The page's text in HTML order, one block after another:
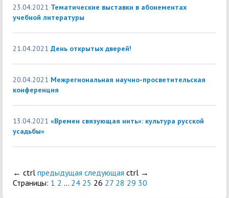
23.04.2021 Тематические выставки в абонементах
учебной литературы
21.04.2021 День открытых дверей!
20.04.2021 Межрегиональная научно-просветительская
конференция
13.04.2021 «Времен связующая нить»: культура русской
усадьбы»
← ctrl предыдущая следующая ctrl →
Страницы: 1 2 ... 24 25 26 27 28 29 30